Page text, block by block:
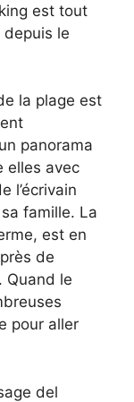
est tout
le
la plage est
panorama
elles avec
l’écrivain
famille. La
est en
de
Quand le
pour aller
del